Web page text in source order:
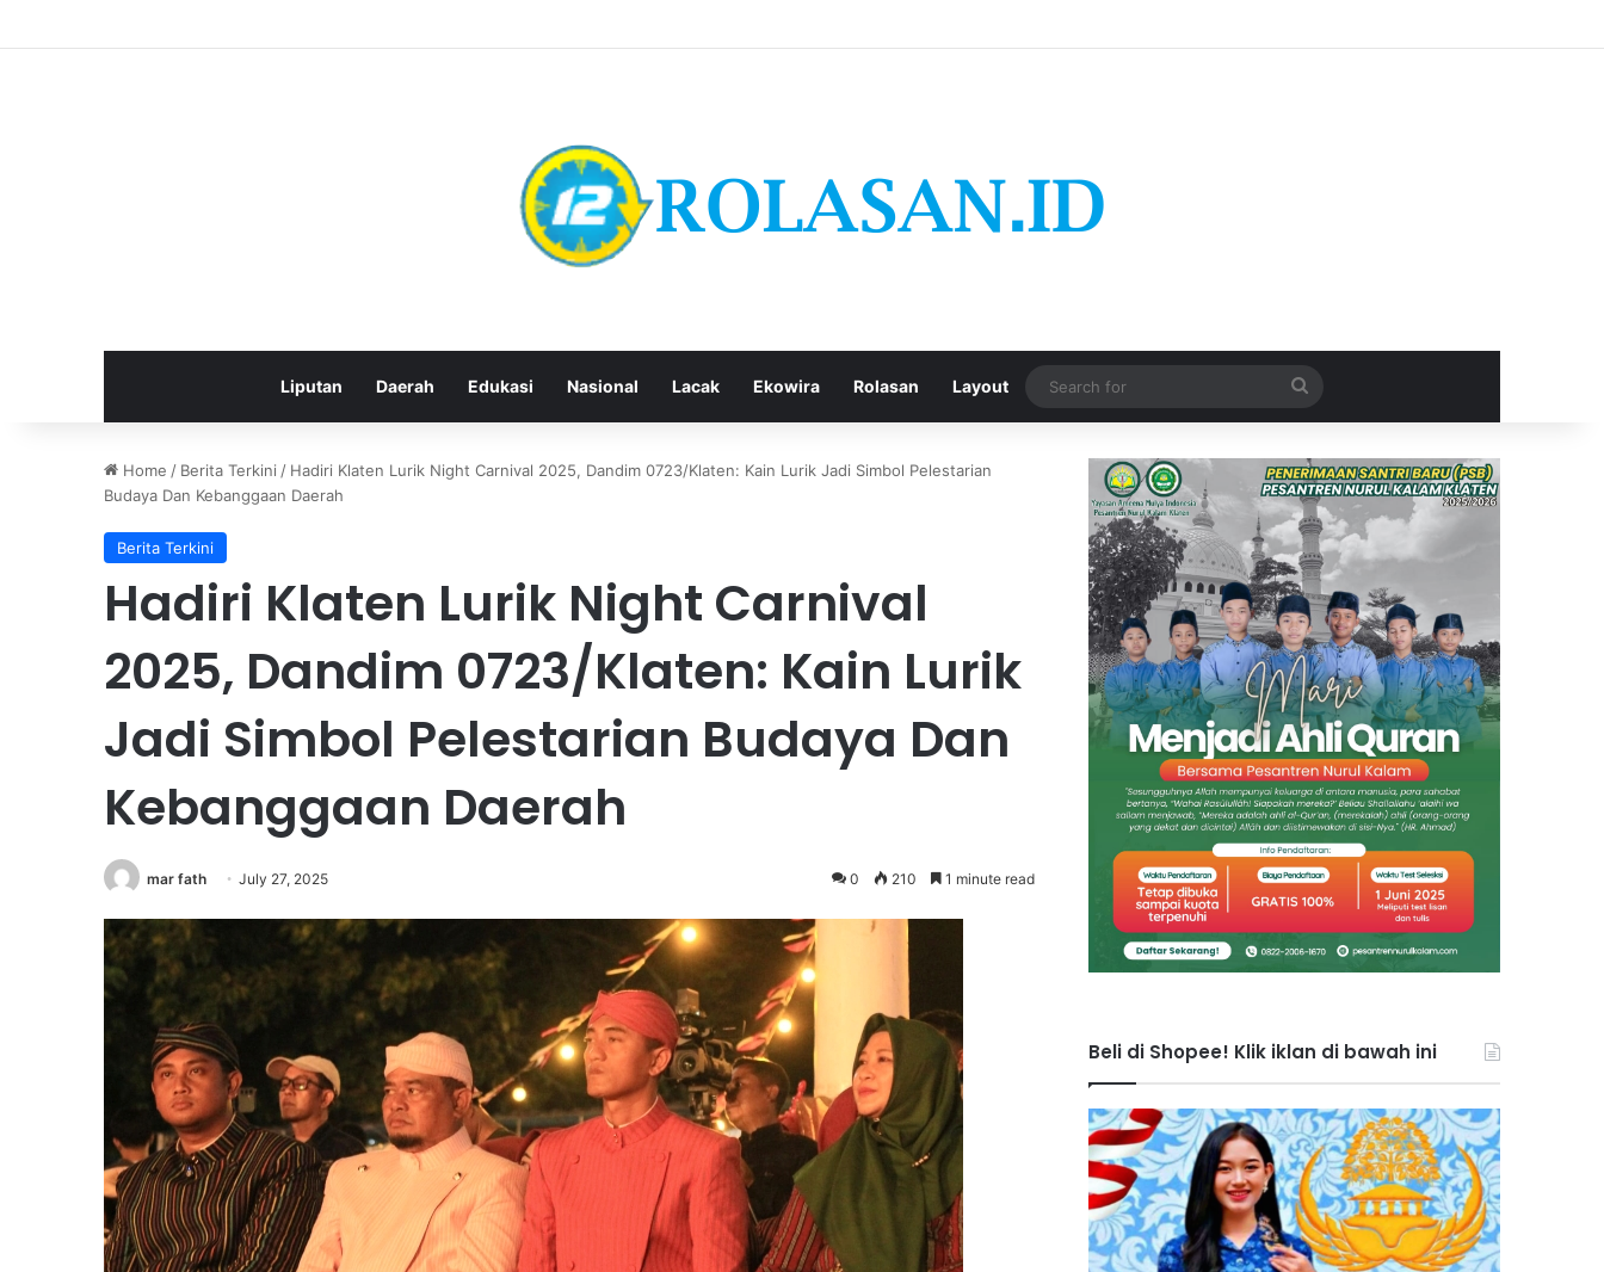
Liputan Daerah Edukasi Nasional Lacak Ekowira Rolasan Layout
Search
for
Home / Berita Terkini / Hadiri Klaten Lurik Night Carnival 2025, Dandim 0723/Klaten: Kain Lurik Jadi Simbol Pelestarian
Budaya Dan Kebanggaan Daerah
Berita Terkini
Hadiri Klaten Lurik Night Carnival
2025, Dandim 0723/Klaten: Kain Lurik
Jadi Simbol Pelestarian Budaya Dan
Kebanggaan Daerah
mar fath July 27, 2025 0 210 1 minute read
Beli di Shopee! Klik iklan di bawah ini